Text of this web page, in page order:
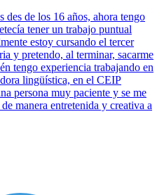
de los 16 años, ahora tengo
tener un trabajo puntual
estoy cursando el tercer
y pretendo, al terminar, sacarme
tengo experiencia trabajando en
lingüística, en el CEIP
persona muy paciente y se me
manera entretenida y creativa a